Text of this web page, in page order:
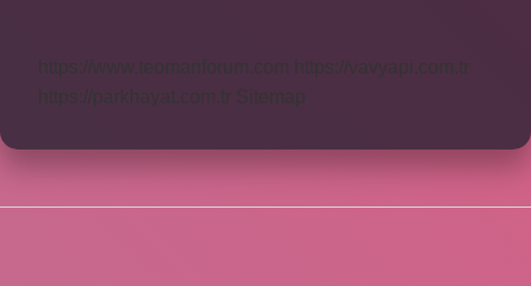
https://www.teomanforum.com
https://vavyapi.com.tr
https://parkhayat.com.tr
Sitemap